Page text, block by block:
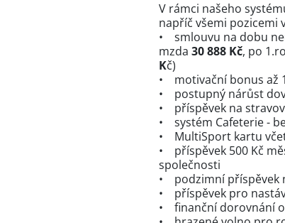
V rámci našeho
napříč všemi pozicemi
• smlouvu na dobu
mzda 30 888 Kč, po
Kč)
• motivační bonus až
• postupný nárůst
• příspěvek na
• systém Cafeterie -
• MultiSport kartu
• příspěvek 500 Kč
společnosti
• podzimní příspěvek
• příspěvek pro
• finanční dorovnání